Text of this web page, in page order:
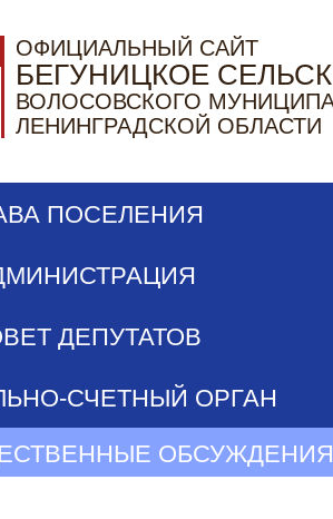
ОФИЦИАЛЬНЫЙ САЙТ
БЕГУНИЦКОЕ
ВОЛОСОВСКОГО
ЛЕНИНГРАДСКОЙ ОБЛАСТИ
ПОСЕЛЕНИЯ
ДЕПУТАТОВ
СЧЕТНЫЙ ОРГАН